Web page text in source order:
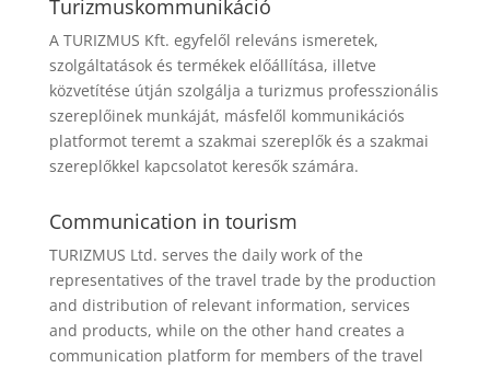
Turizmuskommunikáció
A TURIZMUS Kft. egyfelől releváns ismeretek,
szolgáltatások és termékek előállítása, illetve
közvetítése útján szolgálja a turizmus professzionális
szereplőinek munkáját, másfelől kommunikációs
platformot teremt a szakmai szereplők és a szakmai
szereplőkkel kapcsolatot keresők számára.
Communication in tourism
TURIZMUS Ltd. serves the daily work of the
representatives of the travel trade by the production
and distribution of relevant information, services
and products, while on the other hand creates a
communication platform for members of the travel